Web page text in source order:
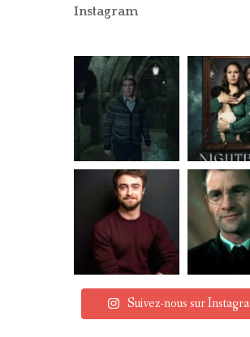
CONCOURS
Instagram
Suivez-nous sur